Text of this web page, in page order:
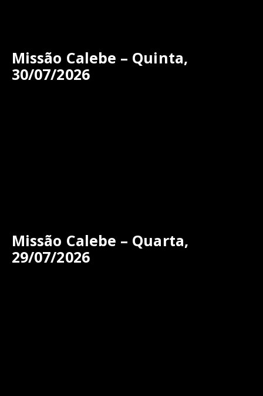
Missão Calebe – Quinta,
30/07/2026
Missão Calebe – Quarta,
29/07/2026